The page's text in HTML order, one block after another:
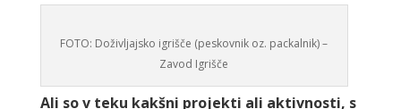
FOTO: Doživljajsko igrišče (peskovnik oz. packalnik) –
Zavod Igrišče
Ali so v teku kakšni projekti ali aktivnosti, s